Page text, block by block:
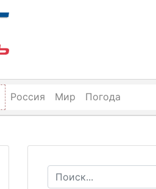
Россия Мир Погода